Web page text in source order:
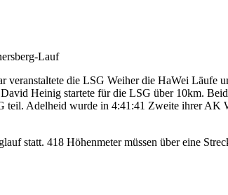
Lauf
die LSG Weiher die HaWei Läufe
Heinig startete für die LSG über 10km.
Adelheid wurde in 4:41:41 Zweite ihrer
statt. 418 Höhenmeter müssen über eine